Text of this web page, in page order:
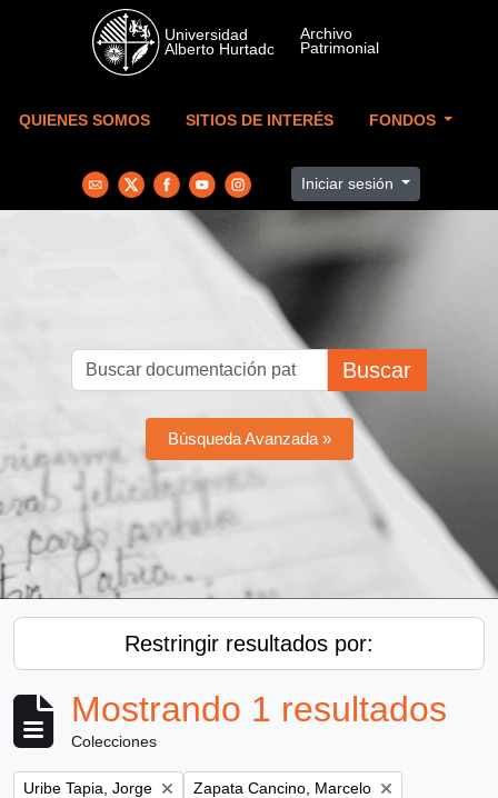
Skip to main content
QUIENES SOMOS SITIOS DE INTERÉS FONDOS
Iniciar sesión
Buscar
Búsqueda Avanzada »
Restringir resultados por:
Mostrando 1 resultados
Colecciones
Remove filter:
Uribe Tapia, Jorge Remove filter:
Zapata Cancino, Marcelo